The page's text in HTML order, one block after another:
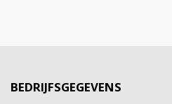
BEDRIJFSGEGEVENS